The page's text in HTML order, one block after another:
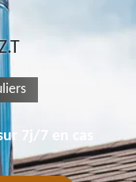
7j/7 en cas